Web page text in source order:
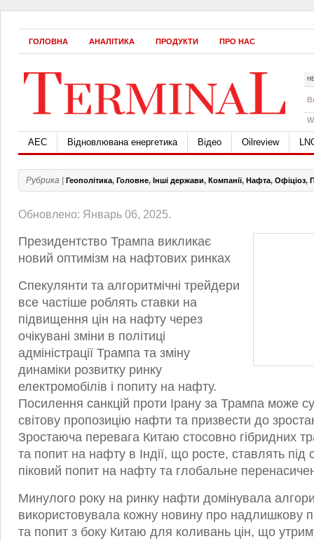
ГОЛОВНА АНАЛІТИКА ПРОДУКТИ ПРО НАС
АЕС Відновлювана енергетика Відео Oilreview
Рубрика | Геополітика, Головне, Інші держави, Компанії, Нафта, Офіціоз,
Обновлено: Январь 06, 2025.
Президентство Трампа викликає
новий оптимізм на нафтових ринках
Спекулянти та алгоритмічні трейдери
все частіше роблять ставки на
підвищення цін на нафту через
очікувані зміни в політиці
адміністрації Трампа та зміну
динаміки розвитку ринку
електромобілів і попиту на нафту.
Посилення санкцій проти Ірану за Трампа може
світову пропозицію нафти та призвести до
Зростаюча перевага Китаю стосовно гібридних
та попит на нафту в Індії, що росте, ставлять під
піковий попит на нафту та глобальне
Минулого року на ринку нафти домінувала
використовувала кожну новину про надлишкову
та попит з боку Китаю для коливань цін, що